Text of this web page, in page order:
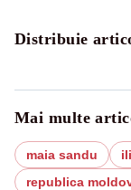
Distribuie
Mai multe
maia sandu
republica